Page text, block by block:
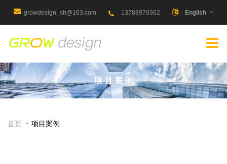
growdesign_sh@163.com 13788970362 English
首页 项目案例